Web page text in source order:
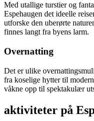
Med utallige turstier og
Espehaugen det ideelle
utforske den uberørte
finnes langt fra byens larm.
Overnatting
Det er ulike
fra koselige hytter til
våkne opp til spektakulær
aktiviteter på